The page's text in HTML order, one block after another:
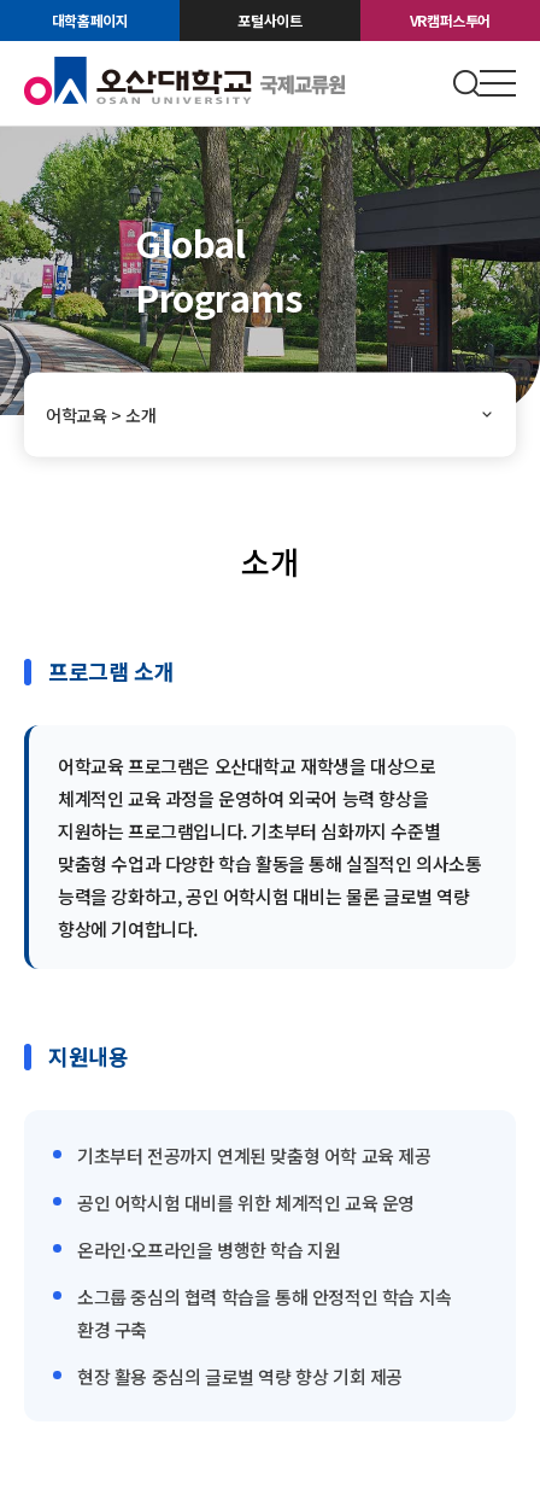
대학홈페이지 포털사이트 VR캠퍼스투어
Global
Programs
어학교육 > 소개
소개
프로그램 소개
어학교육 프로그램은 오산대학교 재학생을 대상으로
체계적인 교육 과정을 운영하여 외국어 능력 향상을
지원하는 프로그램입니다. 기초부터 심화까지 수준별
맞춤형 수업과 다양한 학습 활동을 통해 실질적인 의사소통
능력을 강화하고, 공인 어학시험 대비는 물론 글로벌 역량
향상에 기여합니다.
지원내용
기초부터 전공까지 연계된 맞춤형 어학 교육 제공
공인 어학시험 대비를 위한 체계적인 교육 운영
온라인·오프라인을 병행한 학습 지원
소그룹 중심의 협력 학습을 통해 안정적인 학습 지속
환경 구축
현장 활용 중심의 글로벌 역량 향상 기회 제공